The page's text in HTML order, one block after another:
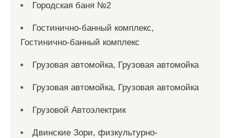
Городская баня №2
Гостинично-банный комплекс,
Гостинично-банный комплекс
Грузовая автомойка, Грузовая автомойка
Грузовая автомойка, Грузовая автомойка
Грузовой Автоэлектрик
Двинские Зори, физкультурно-